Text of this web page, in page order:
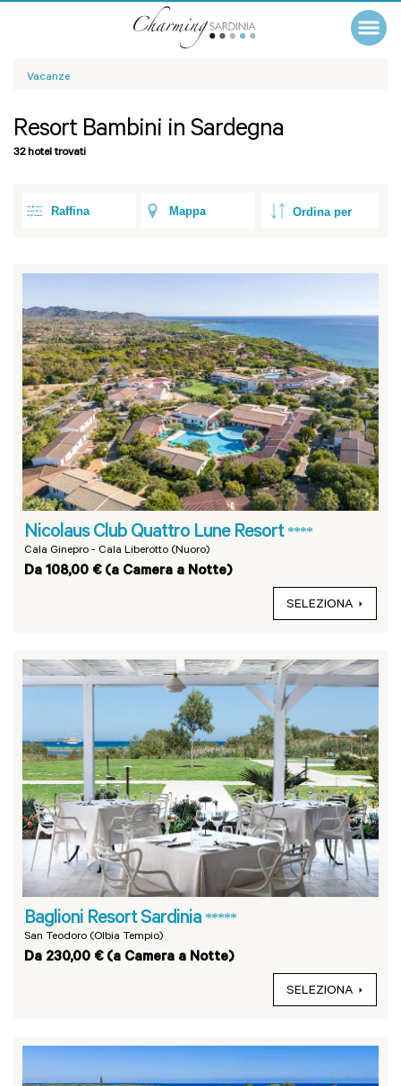
Vacanze
Resort Bambini in Sardegna
32 hotel trovati
Raffina Mappa
Nicolaus Club Quattro Lune Resort ****
Cala Ginepro - Cala Liberotto (Nuoro)
Da 108,00 € (a Camera a Notte)
SELEZIONA
Baglioni Resort Sardinia *****
San Teodoro (Olbia Tempio)
Da 230,00 € (a Camera a Notte)
SELEZIONA